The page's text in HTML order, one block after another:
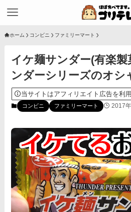
ホーム コンビニ ファミリーマート
イケ麺サンダー(有楽
ンダーシリーズのオシ
当サイトはアフィリエイト広告を利
コンビニ ファミリーマート 2017